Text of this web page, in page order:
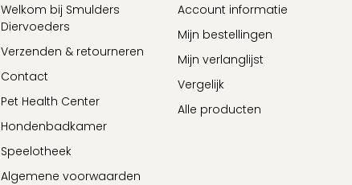
Welkom bij Smulders
Diervoeders
Verzenden & retourneren
Contact
Pet Health Center
Hondenbadkamer
Speelotheek
Algemene voorwaarden
Account informatie
Mijn bestellingen
Mijn verlanglijst
Vergelijk
Alle producten